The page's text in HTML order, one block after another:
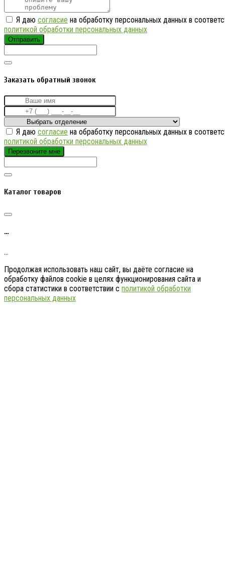
Я даю согласие на обработку персональных данных в
политикой обработки персональных данных
Отправить
Заказать обратный звонок
Я даю согласие на обработку персональных данных в
политикой обработки персональных данных
Перезвоните мне
Каталог товаров
…
…
Продолжая использовать наш сайт, вы даёте согласие на
обработку файлов cookie в целях функционирования сайта и
сбора статистики в соответствии с политикой обработки
персональных данных